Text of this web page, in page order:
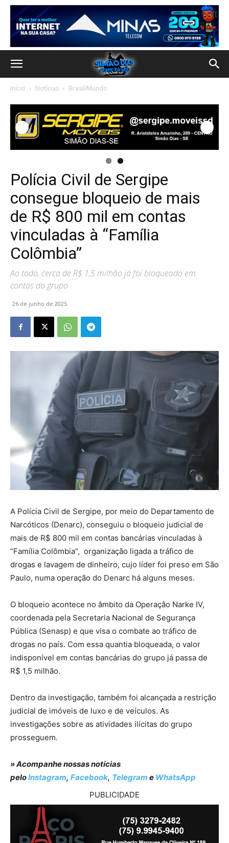
Início Notícias Brasil/Mundo
Polícia Civil de Sergipe
consegue bloqueio de mais
de R$ 800 mil em contas
vinculadas à “Família
Colômbia”
Ao todo, cerca de R$ 1,5 milhão já foi bloqueado em
contas do grupo
26 de junho de 2025
A Polícia Civil de Sergipe, por meio do Departamento de
Narcóticos (Denarc), conseguiu o bloqueio judicial de
mais de R$ 800 mil em contas bancárias vinculadas à
“Família Colômbia”, organização ligada a tráfico de
drogas e lavagem de dinheiro, cujo líder foi preso em São
Paulo, numa operação do Denarc há alguns meses.
O bloqueio acontece no âmbito da Operação Narke IV,
coordenada pela Secretaria Nacional de Segurança
Pública (Senasp) e que visa o combate ao tráfico de
drogas no país. Com essa quantia bloqueada, o valor
indisponível em contas bancárias do grupo já passa de
R$ 1,5 milhão.
Dentro da investigação, também foi alcançada a restrição
judicial de imóveis de luxo e de veículos. As
investigações sobre as atividades ilícitas do grupo
prosseguem.
» Acompanhe nossas notícias
peloInstagram, Facebook, Telegram e WhatsApp
PUBLICIDADE